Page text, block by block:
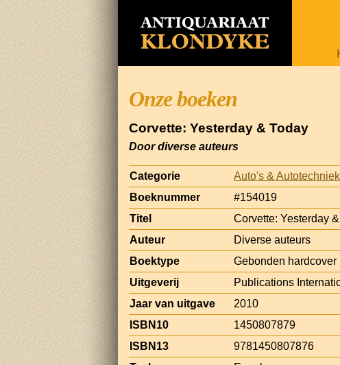
Onze boeken
Corvette: Yesterday & Today
Door diverse auteurs
Categorie
Auto's & Autotechniek
Boeknummer
#154019
Titel
Corvette: Yesterday
Auteur
Diverse auteurs
Boektype
Gebonden hardcover
Uitgeverij
Publications
Jaar van uitgave
2010
ISBN10
1450807879
ISBN13
9781450807876